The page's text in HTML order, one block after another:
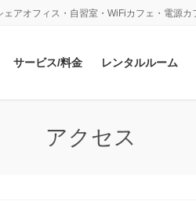
アオフィス・自習室・WiFiカフェ・電源カ
サービス/料金 レンタルルーム
アクセス